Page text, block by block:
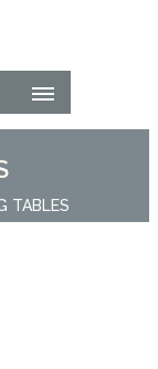
TABLES